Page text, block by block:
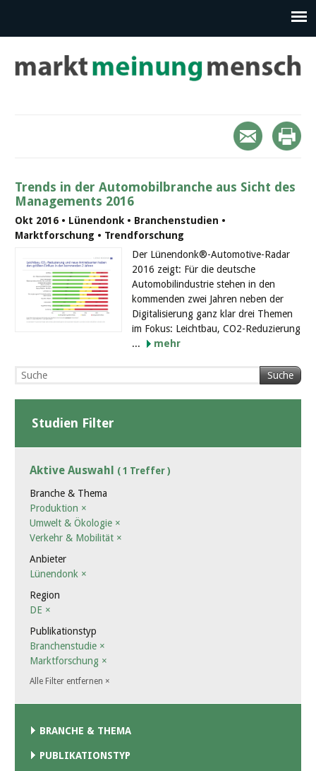
Trends in der Automobilbranche aus Sicht des
Managements 2016
Okt 2016 • Lünendonk • Branchenstudien •
Marktforschung • Trendforschung
Der Lünendonk®-Automotive-Radar
2016 zeigt: Für die deutsche
Automobilindustrie stehen in den
kommenden zwei Jahren neben der
Digitalisierung ganz klar drei Themen
im Fokus: Leichtbau, CO2-Reduzierung
...
mehr
Suche
Studien Filter
Aktive Auswahl ( 1 Treffer )
Branche & Thema
Produktion ×
Umwelt & Ökologie ×
Verkehr & Mobilität ×
Anbieter
Lünendonk ×
Region
DE ×
Publikationstyp
Branchenstudie ×
Marktforschung ×
Alle Filter entfernen ×
BRANCHE & THEMA
PUBLIKATIONSTYP